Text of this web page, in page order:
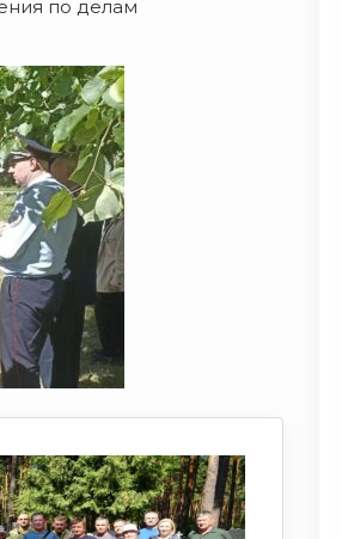
по делам